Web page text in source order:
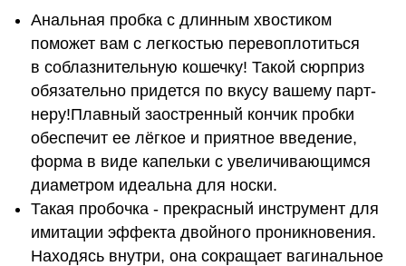
Аналь­ная пробка с длинным хво­сти­ком
поможет вам с легкостью пере­вопло­титься
в соблазнительную кошечку! Такой сюрприз
обя­за­тельно придется по вкусу вашему парт­
неру!Плавный заост­рен­ный кон­чик пробки
обес­пе­чит ее лёг­кое и при­ят­ное вве­де­ние,
форма в виде капельки с уве­ли­чи­вающимся
диамет­ром иде­альна для носки.
Такая пробочка - прекрасный инструмент для
имитации эффекта двойного проникновения.
Находясь внутри, она сокращает ваги­наль­ное